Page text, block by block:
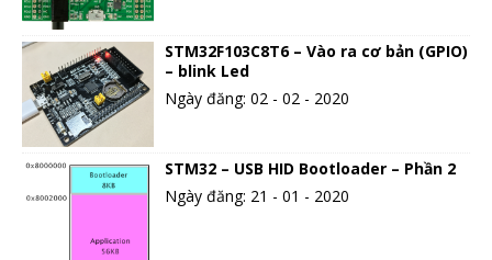
STM32F103C8T6 – Vào ra cơ bản (GPIO)
– blink Led
Ngày đăng: 02 - 02 - 2020
STM32 – USB HID Bootloader – Phần 2
Ngày đăng: 21 - 01 - 2020